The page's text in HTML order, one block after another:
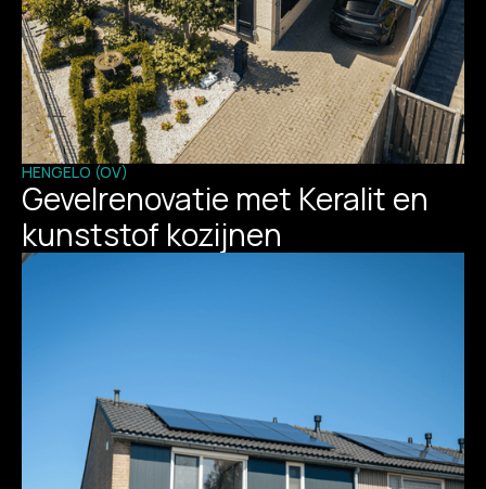
HENGELO (OV)
Gevelrenovatie met Keralit en
kunststof kozijnen